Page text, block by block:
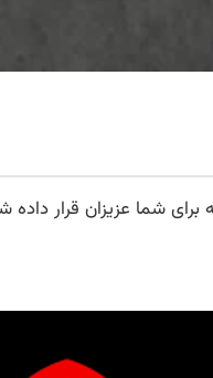
برای شما عزیزان قرار